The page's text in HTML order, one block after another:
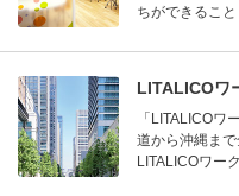
ちができること
LITALICOワ
「LITALICOワ
道から沖縄ま
LITALICOワー